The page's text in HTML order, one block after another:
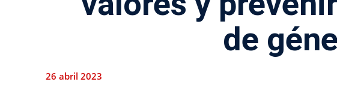
de
26 abril 2023